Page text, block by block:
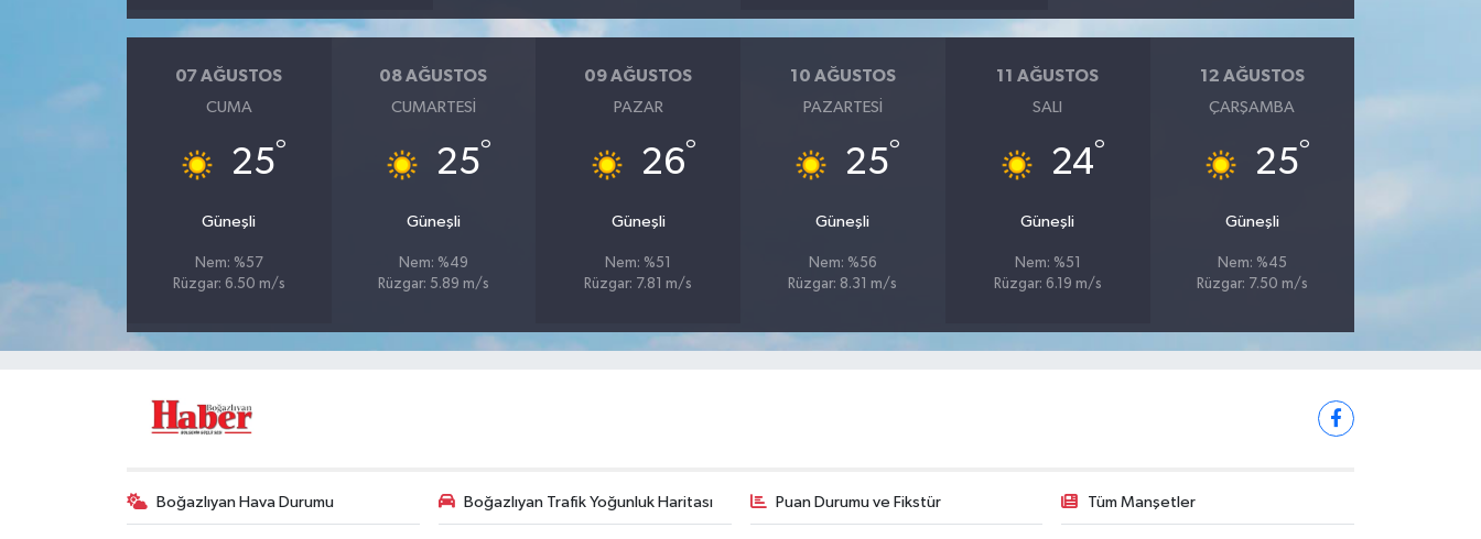
07 AĞUSTOS
CUMA
25°
Güneşli
Nem: %57
Rüzgar: 6.50 m/s
08 AĞUSTOS
CUMARTESI
25°
Güneşli
Nem: %49
Rüzgar: 5.89 m/s
09 AĞUSTOS
PAZAR
26°
Güneşli
Nem: %51
Rüzgar: 7.81 m/s
10 AĞUSTOS
PAZARTESI
25°
Güneşli
Nem: %56
Rüzgar: 8.31 m/s
11 AĞUSTOS
SALI
24°
Güneşli
Nem: %51
Rüzgar: 6.19 m/s
12 AĞUSTOS
ÇARŞAMBA
25°
Güneşli
Nem: %45
Rüzgar: 7.50 m/s
Boğazlıyan Hava Durumu Boğazlıyan Trafik Yoğunluk Haritası Puan Durumu ve Fikstür Tüm Manşetler